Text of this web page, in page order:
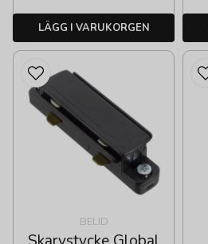
LÄGG I VARUKORGEN
BELID